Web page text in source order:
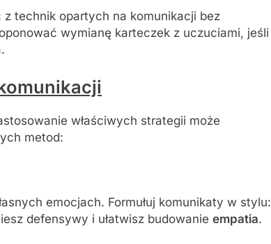
z technik opartych na komunikacji bez
wymianę karteczek z uczuciami, jeśli
właściwych strategii może
metod:
emocjach. Formułuj komunikaty w stylu:
defensywy i ułatwisz budowanie empatia.